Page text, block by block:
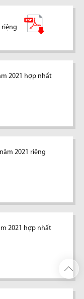
riệng
2021 hợp nhất
2021 riêng
2021 hợp nhất